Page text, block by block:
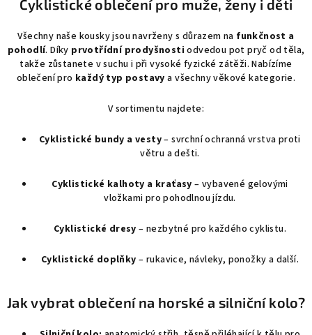
p
s
u
Cyklistické oblečení pro muže, ženy i děti
Všechny naše kousky jsou navrženy s důrazem na funkčnost a
pohodlí. Díky prvotřídní prodyšnosti odvedou pot pryč od těla,
takže zůstanete v suchu i při vysoké fyzické zátěži. Nabízíme
oblečení pro každý typ postavy a všechny věkové kategorie.
V sortimentu najdete:
Cyklistické bundy a vesty– svrchní ochranná vrstva proti
větru a dešti.
Cyklistické kalhoty a kraťasy – vybavené gelovými
vložkami pro pohodlnou jízdu.
Cyklistické dresy – nezbytné pro každého cyklistu.
Cyklistické doplňky – rukavice, návleky, ponožky a další.
Jak vybrat oblečení na horské a silniční kolo?